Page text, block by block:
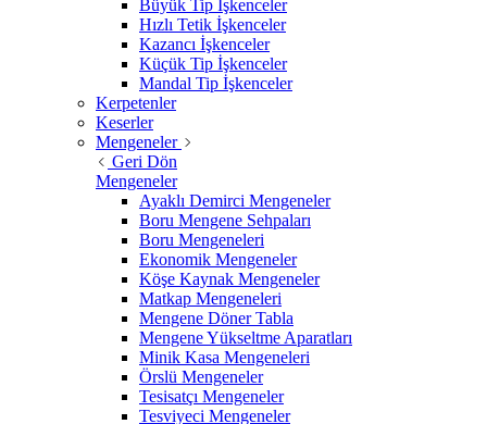
Büyük Tip İşkenceler
Hızlı Tetik İşkenceler
Kazancı İşkenceler
Küçük Tip İşkenceler
Mandal Tip İşkenceler
Kerpetenler
Keserler
Mengeneler
Geri Dön
Mengeneler
Ayaklı Demirci Mengeneler
Boru Mengene Sehpaları
Boru Mengeneleri
Ekonomik Mengeneler
Köşe Kaynak Mengeneler
Matkap Mengeneleri
Mengene Döner Tabla
Mengene Yükseltme Aparatları
Minik Kasa Mengeneleri
Örslü Mengeneler
Tesisatçı Mengeneler
Tesviyeci Mengeneler